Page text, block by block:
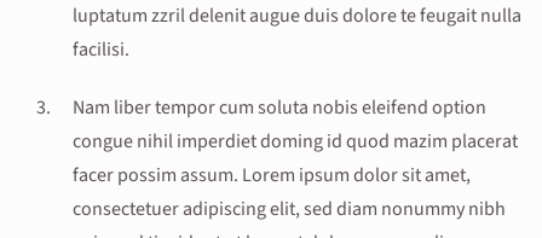
luptatum zzril delenit augue duis dolore te feugait nulla
facilisi.
Nam liber tempor cum soluta nobis eleifend option
congue nihil imperdiet doming id quod mazim placerat
facer possim assum. Lorem ipsum dolor sit amet,
consectetuer adipiscing elit, sed diam nonummy nibh